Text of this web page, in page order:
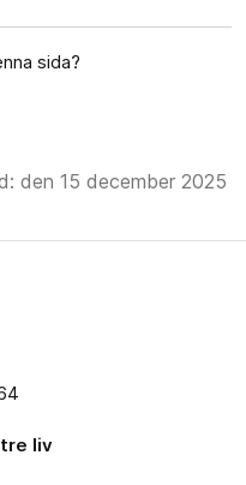
sida?
den 15 december 2025
liv